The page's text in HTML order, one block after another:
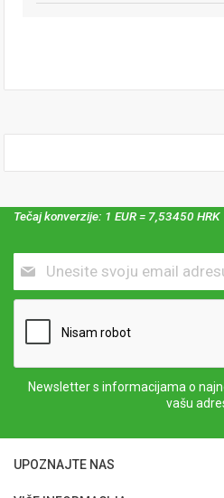
Tečaj konverzije: 1 EUR = 7,53450 HRK
Prijavite
se
Newsletter s informacijama o
vašu
UPOZNAJTE NAS